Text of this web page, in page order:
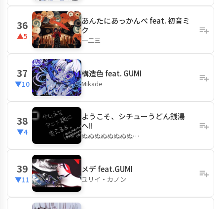
36
▲5
あんたにあっかんべ feat. 初音ミ
ク
一二三
37
▼10
構造色 feat. GUMI
Mikade
38
▼4
ようこそ、シチューうどん銭湯
へ!!
ぬぬぬぬぬぬぬぬ…
39
▼11
メデ feat.GUMI
ユリイ・カノン